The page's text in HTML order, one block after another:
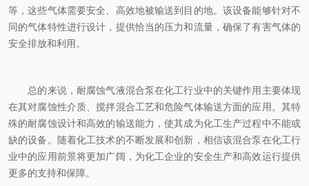
等，这些气体需要安全、高效地被输送到目的地。该设备能够针对不
同的气体特性进行设计，提供恰当的压力和流量，确保了有害气体的
安全排放和利用。
总的来说，耐腐蚀气液混合泵在化工行业中的关键作用主要体现
在其对腐蚀性介质、搅拌混合工艺和危险气体输送方面的应用。其特
殊的耐腐蚀设计和高效的输送能力，使其成为化工生产过程中不能或
缺的设备。随着化工技术的不断发展和创新，相信该混合泵在化工行
业中的应用前景将更加广阔，为化工企业的安全生产和高效运行提供
更多的支持和保障。